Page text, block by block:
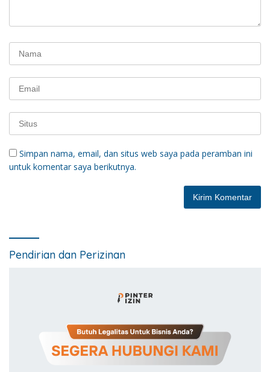
Simpan nama, email, dan situs web saya pada peramban ini
untuk komentar saya berikutnya.
Pendirian dan Perizinan